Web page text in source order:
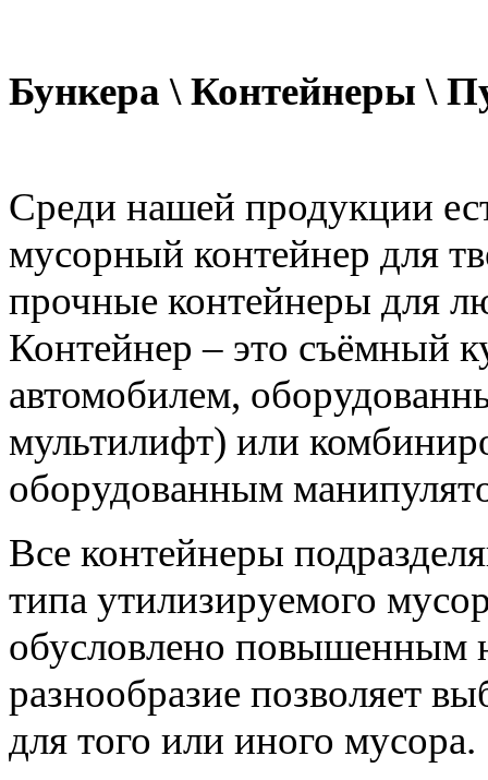
Бункера \ Контейнеры \
Среди нашей продукции
мусорный контейнер для
прочные контейнеры для
Контейнер – это съёмный
автомобилем,
мультилифт) или
оборудованным
Все контейнеры
типа утилизируемого
обусловлено повышенным
разнообразие позволяет
для того или иного мусора.